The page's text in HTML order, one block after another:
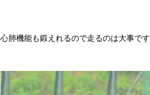
心肺機能も鍛えれるので走るのは大事です